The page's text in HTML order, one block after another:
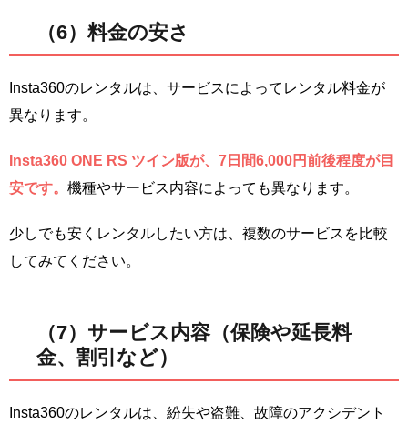
（6）料金の安さ
Insta360のレンタルは、サービスによってレンタル料金が
異なります。
Insta360 ONE RS ツイン版が、7日間6,000円前後程度が目
安です。 機種やサービス内容によっても異なります。
少しでも安くレンタルしたい方は、複数のサービスを比較
してみてください。
（7）サービス内容（保険や延長料
金、割引など）
Insta360のレンタルは、紛失や盗難、故障のアクシデント